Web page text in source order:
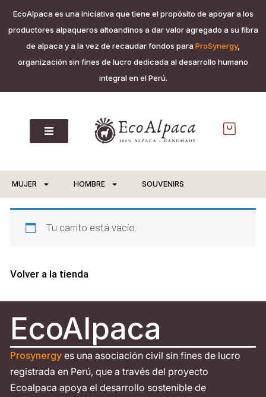
EcoAlpaca es una iniciativa que tiene el propósito de apoyar a los
productores alpaqueros altoandinos a dar valor agregado a su fibra
de alpaca y a la vez de recaudar fondos para ProSynergy,
organización sin fines de lucro dedicada al desarrollo humano
integral en el Perú.
MUJER HOMBRE SOUVENIRS
Tu carrito está vacío.
Volver a la tienda
EcoAlpaca
Prosynergy es una asociación civil sin fines de lucro
registrada en Perú, que a través del proyecto
Ecoalpaca apoya el desarrollo sostenible de